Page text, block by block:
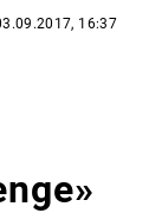
16:37